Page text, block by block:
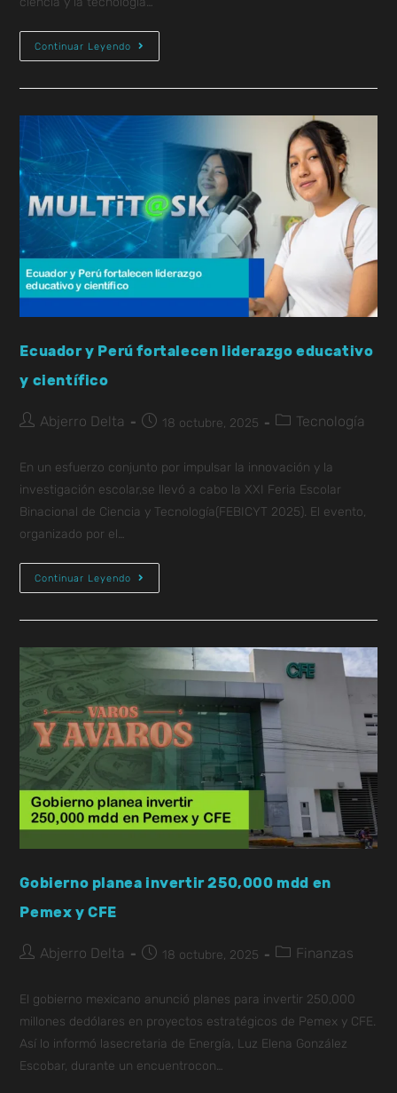
Continuar Leyendo
Ecuador y Perú fortalecen liderazgo educativo
y científico
Abjerro Delta 18 octubre, 2025 Tecnología
En un esfuerzo conjunto por impulsar la innovación y la
investigación escolar,se llevó a cabo la XXI Feria Escolar
Binacional de Ciencia y Tecnología(FEBICYT 2025). El evento,
organizado por el…
Continuar Leyendo
Gobierno planea invertir 250,000 mdd en
Pemex y CFE
Abjerro Delta 18 octubre, 2025 Finanzas
El gobierno mexicano anunció planes para invertir 250,000
millones dedólares en proyectos estratégicos de Pemex y CFE.
Así lo informó lasecretaria de Energía, Luz Elena González
Escobar, durante un encuentrocon…